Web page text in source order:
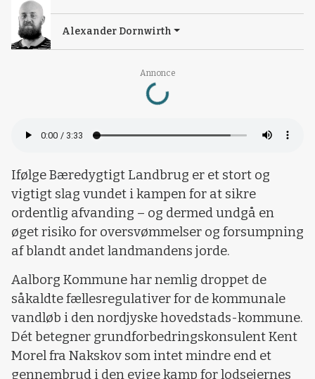
Annonce
Loading...
Alexander Dornwirth
Ifølge Bæredygtigt Landbrug er et stort og
vigtigt slag vundet i kampen for at sikre
ordentlig afvanding – og dermed undgå en
øget risiko for oversvømmelser og forsumpning
af blandt andet landmandens jorde.
Aalborg Kommune har nemlig droppet de
såkaldte fællesregulativer for de kommunale
vandløb i den nordjyske hovedstads-kommune.
Dét betegner grundforbedringskonsulent Kent
Morel fra Nakskov som intet mindre end et
gennembrud i den evige kamp for lodsejernes